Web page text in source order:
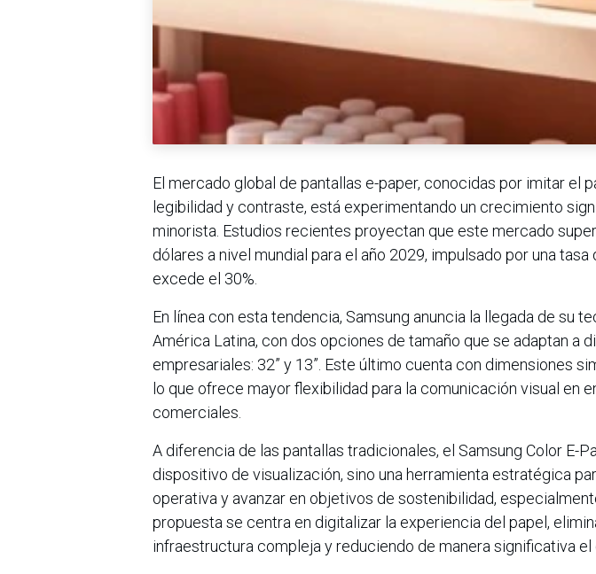
El mercado global de pantallas e-paper, conocidas por imitar el
legibilidad y contraste, está experimentando un crecimiento
minorista. Estudios recientes proyectan que este mercado
dólares a nivel mundial para el año 2029, impulsado por una
excede el 30%.
En línea con esta tendencia, Samsung anuncia la llegada de su
América Latina, con dos opciones de tamaño que se adaptan a
empresariales: 32” y 13”. Este último cuenta con dimensiones
lo que ofrece mayor flexibilidad para la comunicación visual en
comerciales.
A diferencia de las pantallas tradicionales, el Samsung Color E-
dispositivo de visualización, sino una herramienta estratégica
operativa y avanzar en objetivos de sostenibilidad,
propuesta se centra en digitalizar la experiencia del papel,
infraestructura compleja y reduciendo de manera significativa el